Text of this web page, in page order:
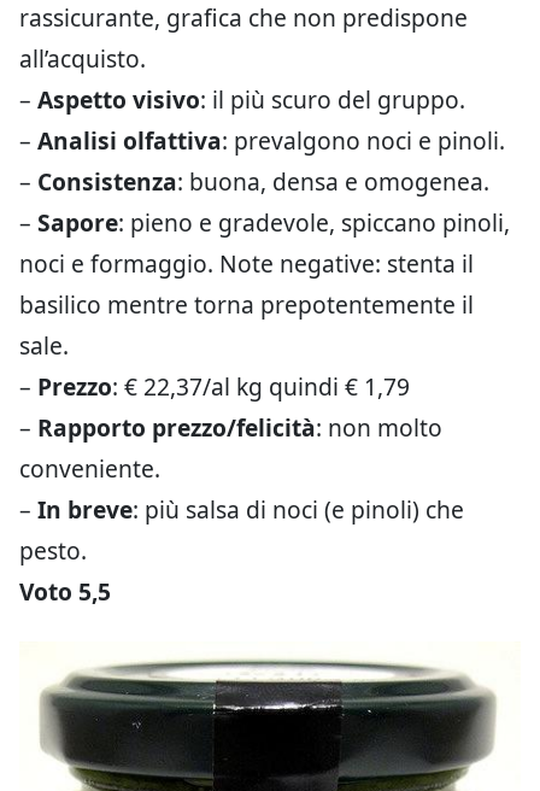
rassicurante, grafica che non predispone
all’acquisto.
– Aspetto visivo: il più scuro del gruppo.
– Analisi olfattiva: prevalgono noci e pinoli.
– Consistenza: buona, densa e omogenea.
– Sapore: pieno e gradevole, spiccano pinoli,
noci e formaggio. Note negative: stenta il
basilico mentre torna prepotentemente il
sale.
– Prezzo: € 22,37/al kg quindi € 1,79
– Rapporto prezzo/felicità: non molto
conveniente.
– In breve: più salsa di noci (e pinoli) che
pesto.
Voto 5,5